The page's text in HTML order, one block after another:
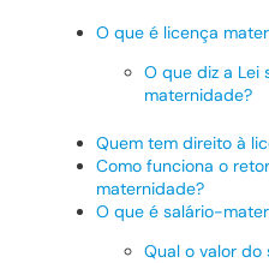
O que é licença
O que diz a Lei
maternidade?
Quem tem direito à
Como funciona o
maternidade?
O que é salário-
Qual o valor